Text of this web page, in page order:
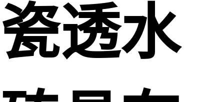
瓷透水